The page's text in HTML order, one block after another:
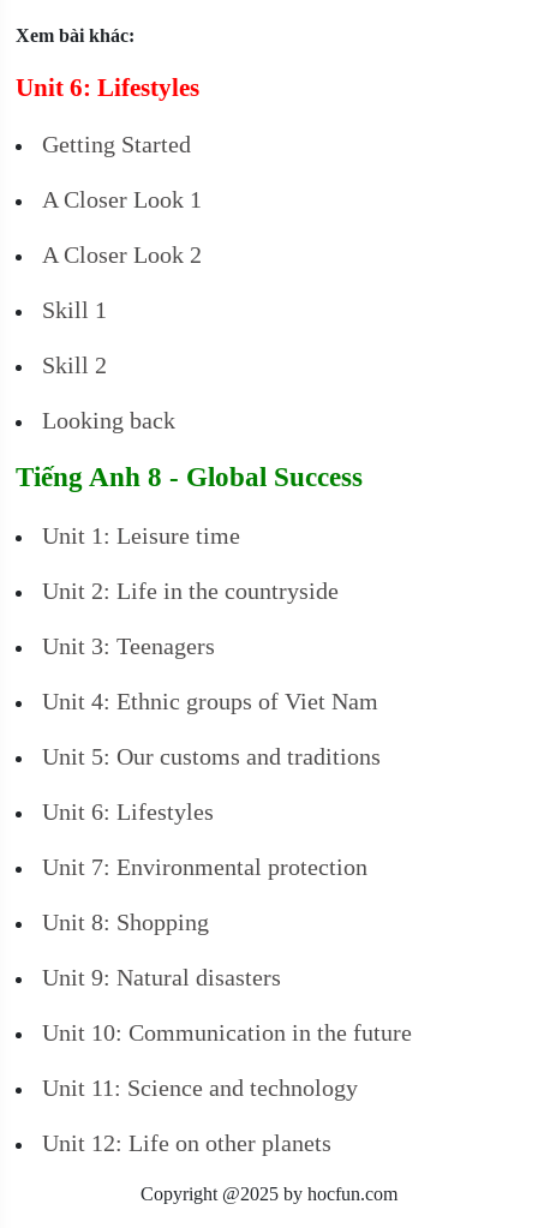
Xem bài khác:
Unit 6: Lifestyles
Getting Started
A Closer Look 1
A Closer Look 2
Skill 1
Skill 2
Looking back
Tiếng Anh 8 - Global Success
Unit 1: Leisure time
Unit 2: Life in the countryside
Unit 3: Teenagers
Unit 4: Ethnic groups of Viet Nam
Unit 5: Our customs and traditions
Unit 6: Lifestyles
Unit 7: Environmental protection
Unit 8: Shopping
Unit 9: Natural disasters
Unit 10: Communication in the future
Unit 11: Science and technology
Unit 12: Life on other planets
Copyright @2025 by hocfun.com